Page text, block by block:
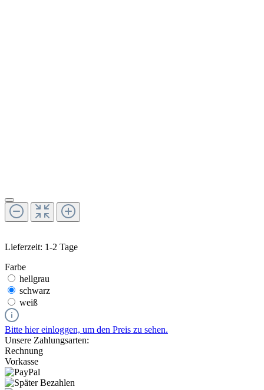
Lieferzeit: 1-2 Tage
Farbe
hellgrau
schwarz
weiß
Bitte hier einloggen, um den Preis zu sehen.
Unsere Zahlungsarten:
Rechnung
Vorkasse